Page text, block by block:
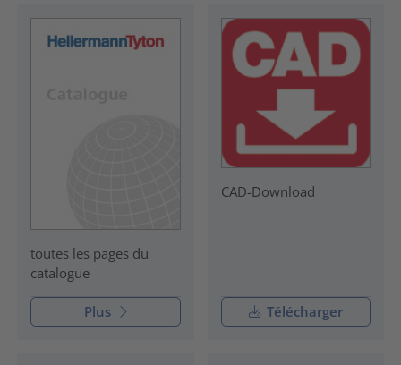
toutes les pages du
catalogue
Plus
CAD-Download
Télécharger